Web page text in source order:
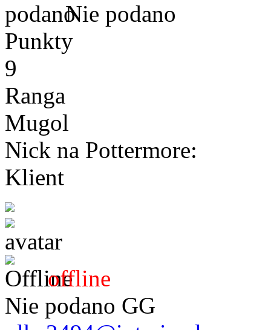
Nie podano
Punkty
9
Ranga
Mugol
Nick na Pottermore:
Klient
offline
Nie podano GG